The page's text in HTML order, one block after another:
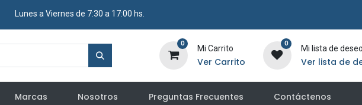
a Viernes de 7:30 a 17:00 hs.
0
Mi Carrito
Ver Carrito
0
Mi lista de
Ver lista de
Marcas Nosotros Preguntas Frecuentes Contáctenos